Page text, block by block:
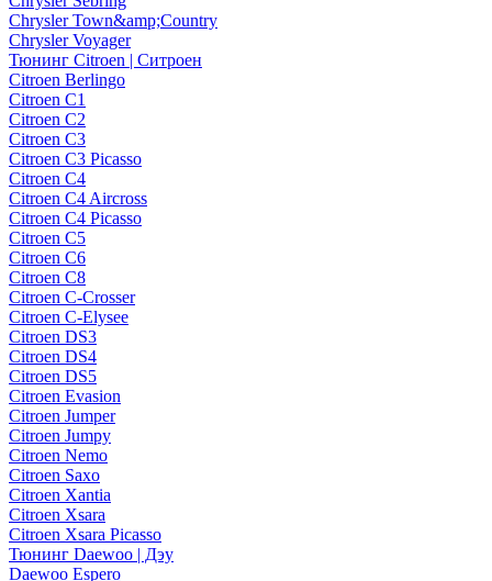
Chrysler Town&amp;Country
Chrysler Voyager
Тюнинг Citroen | Ситроен
Citroen Berlingo
Citroen C1
Citroen C2
Citroen C3
Citroen C3 Picasso
Citroen C4
Citroen C4 Aircross
Citroen C4 Picasso
Citroen C5
Citroen C6
Citroen C8
Citroen C-Crosser
Citroen C-Elysee
Citroen DS3
Citroen DS4
Citroen DS5
Citroen Evasion
Citroen Jumper
Citroen Jumpy
Citroen Nemo
Citroen Saxo
Citroen Xantia
Citroen Xsara
Citroen Xsara Picasso
Тюнинг Daewoo | Дэу
Daewoo Espero